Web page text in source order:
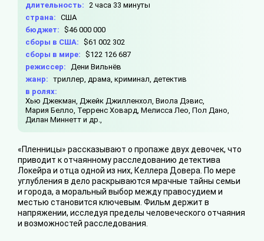
длительность: 2 часа 33 минуты
страна: США
бюджет: $46 000 000
сборы в США: $61 002 302
сборы в мире: $122 126 687
режиссер: Дени Вильнёв
жанр: триллер, драма, криминал, детектив
в ролях:
Хью Джекман, Джейк Джилленхол, Виола Дэвис,
Мария Белло, Терренс Ховард, Мелисса Лео, Пол Дано,
Дилан Миннетт и др.,
«Пленницы» рассказывают о пропаже двух девочек, что
приводит к отчаянному расследованию детектива
Локейра и отца одной из них, Келлера Довера. По мере
углубления в дело раскрываются мрачные тайны семьи
и города, а моральный выбор между правосудием и
местью становится ключевым. Фильм держит в
напряжении, исследуя пределы человеческого отчаяния
и возможностей расследования.